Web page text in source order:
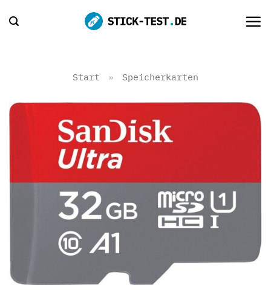
Inhalt
Start » Speicherkarten